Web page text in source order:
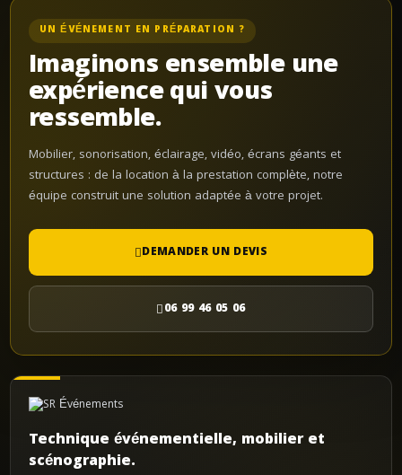
UN ÉVÉNEMENT EN PRÉPARATION ?
Imaginons ensemble une
expérience qui vous
ressemble.
Mobilier, sonorisation, éclairage, vidéo, écrans géants et
structures : de la location à la prestation complète, notre
équipe construit une solution adaptée à votre projet.
DEMANDER UN DEVIS
06 99 46 05 06
Technique événementielle, mobilier et
scénographie.